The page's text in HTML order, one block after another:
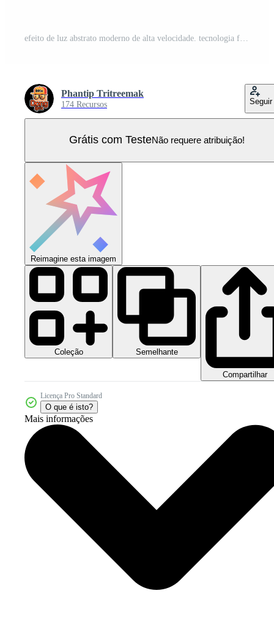
Phantip Tritreemak
174 Recursos Seguir
Grátis com TesteNão requere atribuição!
Reimagine esta imagem
Coleção Semelhante
Compartilhar
Licença Pro Standard
O que é isto?
Mais informações